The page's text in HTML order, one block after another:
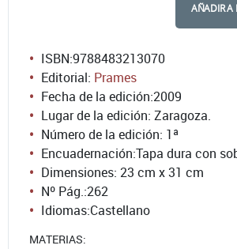
AÑADIR A
ISBN:9788483213070
Editorial: Prames
Fecha de la edición:2009
Lugar de la edición: Zaragoza.
Número de la edición: 1ª
Encuadernación:Tapa dura con
Dimensiones: 23 cm x 31 cm
Nº Pág.:262
Idiomas:Castellano
MATERIAS: